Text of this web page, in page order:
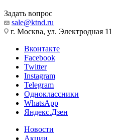
Задать вопрос
sale@ktnd.ru
г. Москва, ул. Электродная 11
Вконтакте
Facebook
Twitter
Instagram
Telegram
Одноклассники
WhatsApp
Яндекс.Дзен
Новости
Акции